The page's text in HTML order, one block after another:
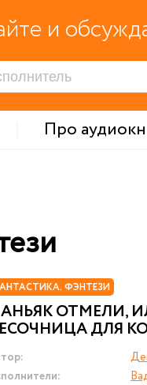
и
Про
ФЭНТЕЗИ
ОТМЕЛИ,
ДЛЯ